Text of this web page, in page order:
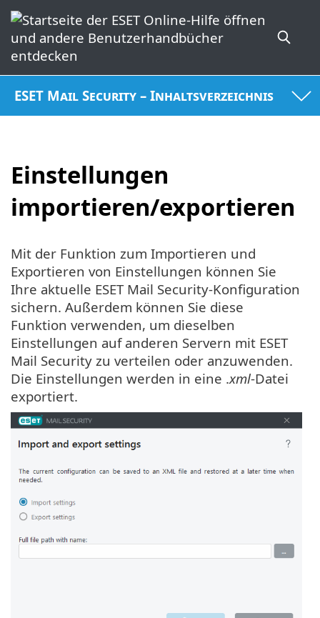
ESET Mail Security – Inhaltsverzeichnis
Einstellungen
importieren/exportieren
Mit der Funktion zum Importieren und
Exportieren von Einstellungen können Sie
Ihre aktuelle ESET Mail Security-Konfiguration
sichern. Außerdem können Sie diese
Funktion verwenden, um dieselben
Einstellungen auf anderen Servern mit ESET
Mail Security zu verteilen oder anzuwenden.
Die Einstellungen werden in eine .xml-Datei
exportiert.